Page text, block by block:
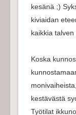
kesänä ;)
kiviaidan
kaikkia
Koska
kestävästä
Työtilat